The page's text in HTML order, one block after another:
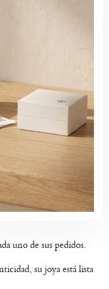
uno de sus pedidos.
su joya está lista